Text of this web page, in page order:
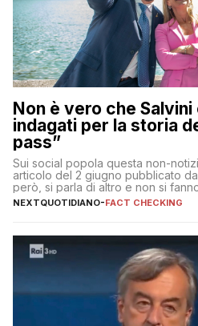
Non è vero che
indagati per la storia
pass”
Sui social popola questa non-
articolo del 2 giugno pubblicato da
però, si parla di altro e non si
Fratelli d’Italia
NEXTQUOTIDIANO-FACT CHECKING